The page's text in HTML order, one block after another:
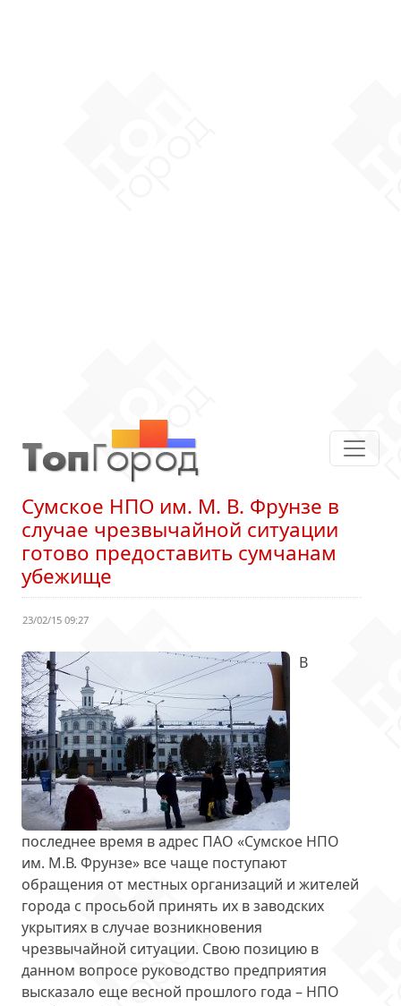
Сумское НПО им. М. В. Фрунзе в
случае чрезвычайной ситуации
готово предоставить сумчанам
убежище
23/02/15 09:27
В
последнее время в адрес ПАО «Сумское НПО
им. М.В. Фрунзе» все чаще поступают
обращения от местных организаций и жителей
города с просьбой принять их в заводских
укрытиях в случае возникновения
чрезвычайной ситуации. Свою позицию в
данном вопросе руководство предприятия
высказало еще весной прошлого года – НПО